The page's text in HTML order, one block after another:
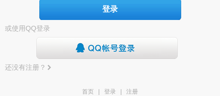
登录
或使用QQ登录
还没有注册？
首页 登录
注册